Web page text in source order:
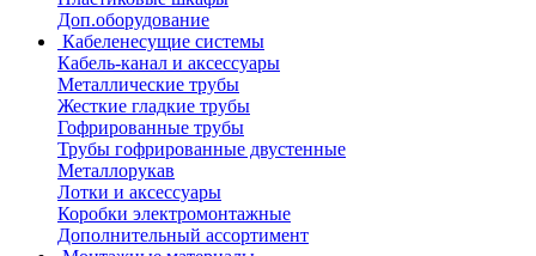
Доп.оборудование
Кабеленесущие системы
Кабель-канал и аксессуары
Металлические трубы
Жесткие гладкие трубы
Гофрированные трубы
Трубы гофрированные двустенные
Металлорукав
Лотки и аксессуары
Коробки электромонтажные
Дополнительный ассортимент